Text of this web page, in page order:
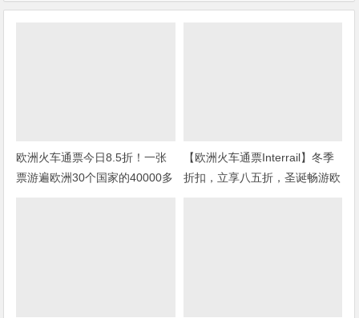
欧洲火车通票今日8.5折！一张
票游遍欧洲30个国家的40000多
【欧洲火车通票Interrail】冬季
折扣，立享八五折，圣诞畅游欧